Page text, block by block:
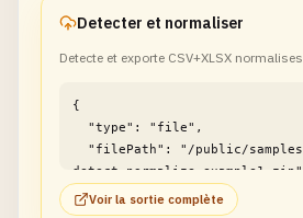
Detecter et normaliser
Detecte et exporte CSV+XLSX normalises
{
detect-normalize-example1.zip"
}
Voir la sortie complète